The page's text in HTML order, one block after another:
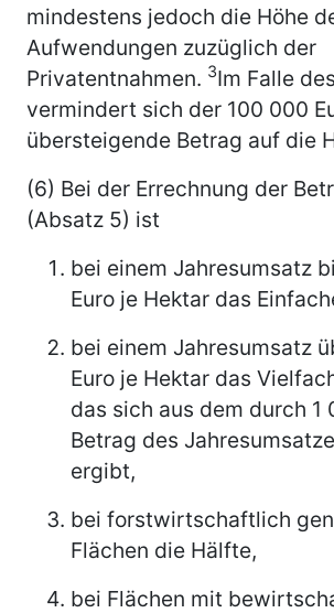
mindestens jedoch die Höhe
Aufwendungen zuzüglich der
Privatentnahmen. 3Im Falle
vermindert sich der 100 000
übersteigende Betrag auf die
(6) Bei der Errechnung der
(Absatz 5) ist
bei einem Jahresumsatz
Euro je Hektar das
bei einem Jahresumsatz
Euro je Hektar das
das sich aus dem durch 1
Betrag des
ergibt,
bei forstwirtschaftlich
Flächen die Hälfte,
bei Flächen mit